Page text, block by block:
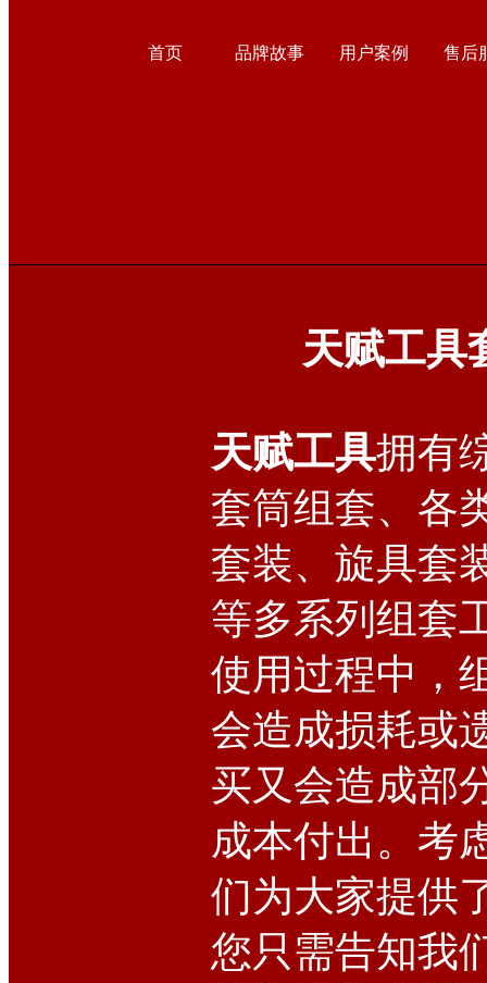
首页 品牌故事 用户案例 售后
天赋工具
天赋工具拥有
套筒组套、各
套装、旋具套
等多系列组套
使用过程中，
会造成损耗或
买又会造成部
成本付出。考
们为大家提供
您只需告知我